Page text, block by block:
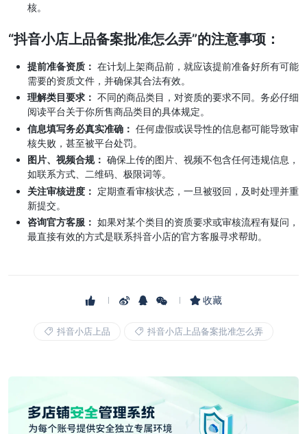
核。
“抖音小店上品备案批准怎么弄”的注意事项：
提前准备资质： 在计划上架商品前，就应该提前准备好所有可能
需要的资质文件，并确保其合法有效。
理解类目要求： 不同的商品类目，对资质的要求不同。务必仔细
阅读平台关于你所售商品类目的具体规定。
信息填写务必真实准确： 任何虚假或误导性的信息都可能导致审
核失败，甚至被平台处罚。
图片、视频合规： 确保上传的图片、视频不包含任何违规信息，
如联系方式、二维码、极限词等。
关注审核进度： 定期查看审核状态，一旦被驳回，及时处理并重
新提交。
咨询官方客服： 如果对某个类目的资质要求或审核流程有疑问，
最直接有效的方式是联系抖音小店的官方客服寻求帮助。
收藏
抖音小店上品 抖音小店上品备案批准怎么弄